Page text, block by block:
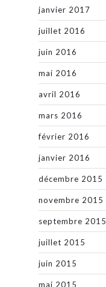
janvier 2017
juillet 2016
juin 2016
mai 2016
avril 2016
mars 2016
février 2016
janvier 2016
décembre 2015
novembre 2015
septembre 2015
juillet 2015
juin 2015
mai 2015